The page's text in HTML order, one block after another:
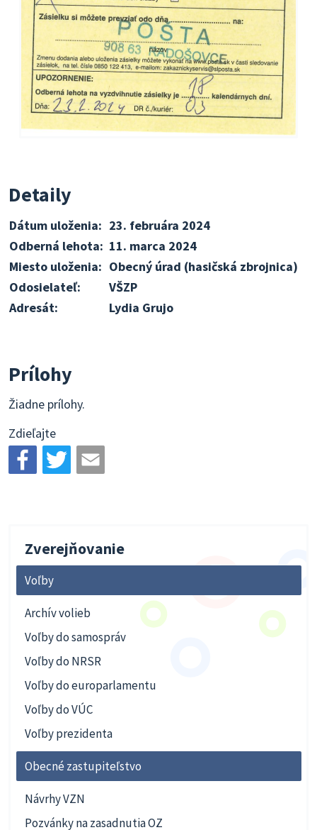
Detaily
Dátum uloženia: 23. februára 2024
Odberná lehota: 11. marca 2024
Miesto uloženia: Obecný úrad (hasičská zbrojnica)
Odosielateľ:
VŠZP
Adresát:
Lydia Grujo
Prílohy
Žiadne prílohy.
Zdieľajte
Zverejňovanie
Voľby
Archív volieb
Voľby do samospráv
Voľby do NRSR
Voľby do europarlamentu
Voľby do VÚC
Voľby prezidenta
Obecné zastupiteľstvo
Návrhy VZN
Pozvánky na zasadnutia OZ